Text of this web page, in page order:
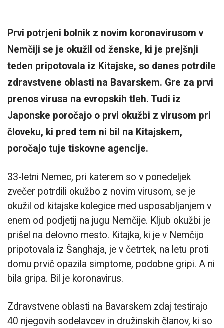
Prvi potrjeni bolnik z novim koronavirusom v
Nemčiji se je okužil od ženske, ki je prejšnji
teden pripotovala iz Kitajske, so danes potrdile
zdravstvene oblasti na Bavarskem. Gre za prvi
prenos virusa na evropskih tleh. Tudi iz
Japonske poročajo o prvi okužbi z virusom pri
človeku, ki pred tem ni bil na Kitajskem,
poročajo tuje tiskovne agencije.
33-letni Nemec, pri katerem so v ponedeljek
zvečer potrdili okužbo z novim virusom, se je
okužil od kitajske kolegice med usposabljanjem v
enem od podjetij na jugu Nemčije. Kljub okužbi je
prišel na delovno mesto. Kitajka, ki je v Nemčijo
pripotovala iz Šanghaja, je v četrtek, na letu proti
domu prvič opazila simptome, podobne gripi. A ni
bila gripa. Bil je koronavirus.
Zdravstvene oblasti na Bavarskem zdaj testirajo
40 njegovih sodelavcev in družinskih članov, ki so